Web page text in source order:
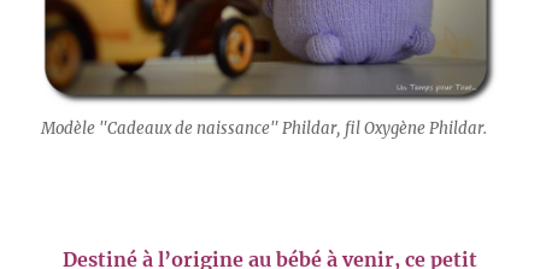
Modèle "Cadeaux de naissance" Phildar, fil Oxygène Phildar.
Destiné à l’origine au bébé à venir, ce petit